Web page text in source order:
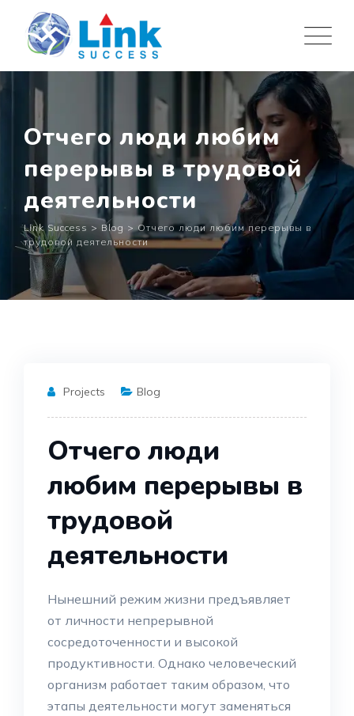
content
Отчего люди любим
перерывы в трудовой
деятельности
Link Success > Blog >Отчего люди любим перерывы в
трудовой деятельности
Projects Blog
Отчего люди
любим перерывы в
трудовой
деятельности
Нынешний режим жизни предъявляет
от личности непрерывной
сосредоточенности и высокой
продуктивности. Однако человеческий
организм работает таким образом, что
этапы деятельности могут заменяться